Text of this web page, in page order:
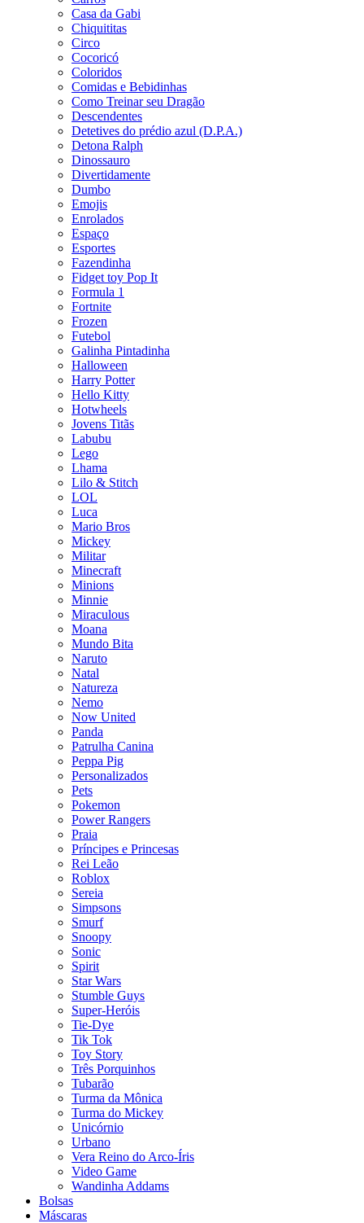
Casa da Gabi
Chiquititas
Circo
Cocoricó
Coloridos
Comidas e Bebidinhas
Como Treinar seu Dragão
Descendentes
Detetives do prédio azul (D.P.A.)
Detona Ralph
Dinossauro
Divertidamente
Dumbo
Emojis
Enrolados
Espaço
Esportes
Fazendinha
Fidget toy Pop It
Formula 1
Fortnite
Frozen
Futebol
Galinha Pintadinha
Halloween
Harry Potter
Hello Kitty
Hotwheels
Jovens Titãs
Labubu
Lego
Lhama
Lilo & Stitch
LOL
Luca
Mario Bros
Mickey
Militar
Minecraft
Minions
Minnie
Miraculous
Moana
Mundo Bita
Naruto
Natal
Natureza
Nemo
Now United
Panda
Patrulha Canina
Peppa Pig
Personalizados
Pets
Pokemon
Power Rangers
Praia
Príncipes e Princesas
Rei Leão
Roblox
Sereia
Simpsons
Smurf
Snoopy
Sonic
Spirit
Star Wars
Stumble Guys
Super-Heróis
Tie-Dye
Tik Tok
Toy Story
Três Porquinhos
Tubarão
Turma da Mônica
Turma do Mickey
Unicórnio
Urbano
Vera Reino do Arco-Íris
Video Game
Wandinha Addams
Bolsas
Máscaras